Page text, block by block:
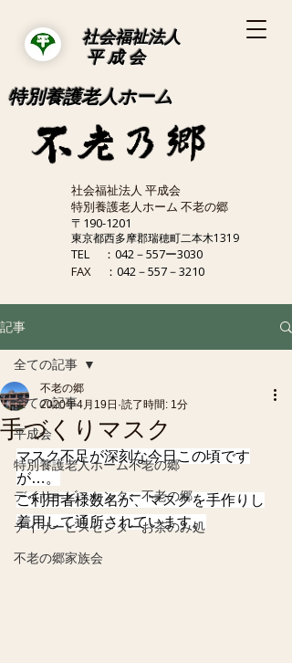
社会福祉法人 平成会
特別養護老人ホーム 不老の郷
〒190-1201
東京都西多摩郡瑞穂町二本木1319
TEL
：042－557ー3030
FAX
：042－557－3210
社会福祉法人
平 成 会
特別養護老人ホーム
記事
全ての記事
平成会
特別養護老人ホーム不老の郷
デイサービスセンター不老の郷
デイサービスセンターお茶のみ処
不老の郷家族会
全ての記事
手づくりマスク
不老の郷
2020年4月19日 読了時間: 1分
マスク不足が深刻な今日この頃です
が…。
ご利用者様数名が、マスクを手作りし
着用して通所されています。